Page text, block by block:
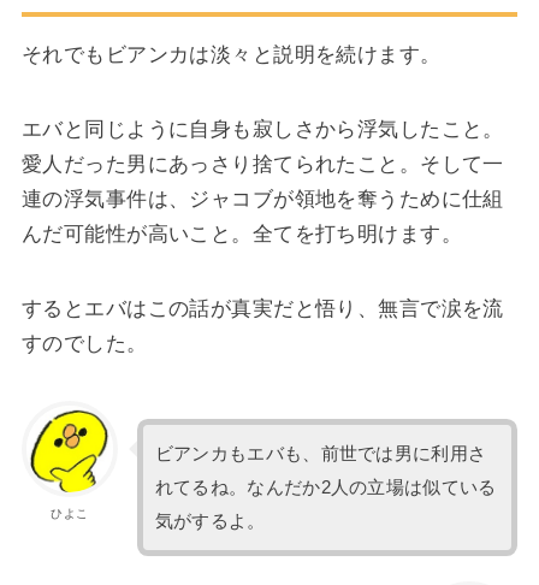
それでもビアンカは淡々と説明を続けます。
エバと同じように自身も寂しさから浮気したこと。
愛人だった男にあっさり捨てられたこと。そして一
連の浮気事件は、ジャコブが領地を奪うために仕組
んだ可能性が高いこと。全てを打ち明けます。
するとエバはこの話が真実だと悟り、無言で涙を流
すのでした。
ひよこ
ビアンカもエバも、前世では男に利用さ
れてるね。なんだか2人の立場は似ている
気がするよ。